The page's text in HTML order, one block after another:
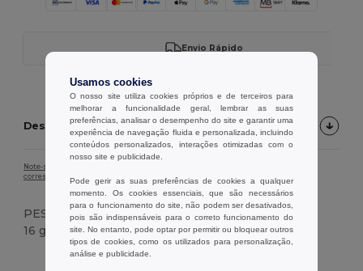
Envio Rápido
Descrição do produto
Note-se que, devido à calibração do ecrã, a cor da imagem do produto pode não
corresponder exatamente à cor real do produto.
PESO
16 g.
Alto stock
Usamos cookies
O nosso site utiliza cookies próprios e de terceiros para
melhorar a funcionalidade geral, lembrar as suas
preferências, analisar o desempenho do site e garantir uma
experiência de navegação fluida e personalizada, incluindo
conteúdos personalizados, interações otimizadas com o
nosso site e publicidade.
Pode gerir as suas preferências de cookies a qualquer
momento. Os cookies essenciais, que são necessários
para o funcionamento do site, não podem ser desativados,
pois são indispensáveis para o correto funcionamento do
site. No entanto, pode optar por permitir ou bloquear outros
tipos de cookies, como os utilizados para personalização,
análise e publicidade.